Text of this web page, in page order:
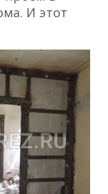
И этот